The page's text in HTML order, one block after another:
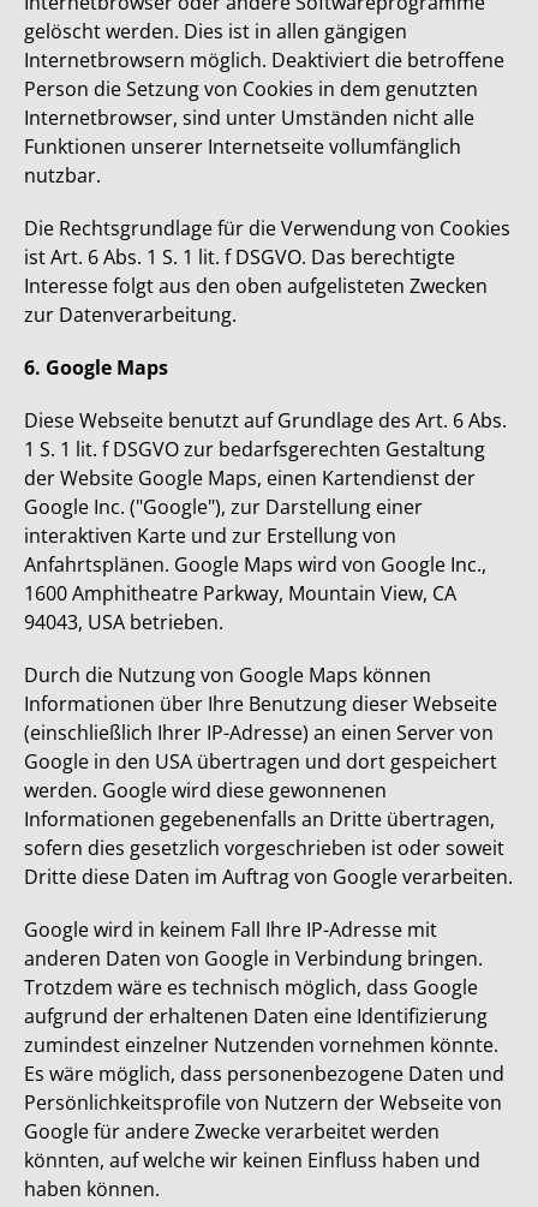
gelöscht werden. Dies ist in allen gängigen
Internetbrowsern möglich. Deaktiviert die betroffene
Person die Setzung von Cookies in dem genutzten
Internetbrowser, sind unter Umständen nicht alle
Funktionen unserer Internetseite vollumfänglich
nutzbar.
Die Rechtsgrundlage für die Verwendung von Cookies
ist Art. 6 Abs. 1 S. 1 lit. f DSGVO. Das berechtigte
Interesse folgt aus den oben aufgelisteten Zwecken
zur Datenverarbeitung.
6. Google Maps
Diese Webseite benutzt auf Grundlage des Art. 6 Abs.
1 S. 1 lit. f DSGVO zur bedarfsgerechten Gestaltung
der Website Google Maps, einen Kartendienst der
Google Inc. ("Google"), zur Darstellung einer
interaktiven Karte und zur Erstellung von
Anfahrtsplänen. Google Maps wird von Google Inc.,
1600 Amphitheatre Parkway, Mountain View, CA
94043, USA betrieben.
Durch die Nutzung von Google Maps können
Informationen über Ihre Benutzung dieser Webseite
(einschließlich Ihrer IP-Adresse) an einen Server von
Google in den USA übertragen und dort gespeichert
werden. Google wird diese gewonnenen
Informationen gegebenenfalls an Dritte übertragen,
sofern dies gesetzlich vorgeschrieben ist oder soweit
Dritte diese Daten im Auftrag von Google verarbeiten.
Google wird in keinem Fall Ihre IP-Adresse mit
anderen Daten von Google in Verbindung bringen.
Trotzdem wäre es technisch möglich, dass Google
aufgrund der erhaltenen Daten eine Identifizierung
zumindest einzelner Nutzenden vornehmen könnte.
Es wäre möglich, dass personenbezogene Daten und
Persönlichkeitsprofile von Nutzern der Webseite von
Google für andere Zwecke verarbeitet werden
könnten, auf welche wir keinen Einfluss haben und
haben können.